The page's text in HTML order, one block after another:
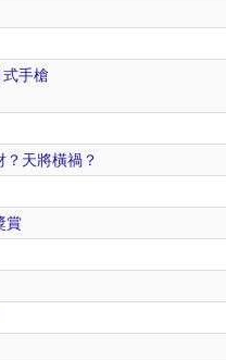
手槍
天將橫禍？
賞